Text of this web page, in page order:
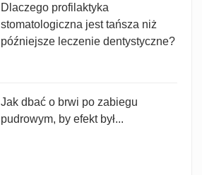
Dlaczego profilaktyka
stomatologiczna jest tańsza niż
późniejsze leczenie dentystyczne?
Jak dbać o brwi po zabiegu
pudrowym, by efekt był...